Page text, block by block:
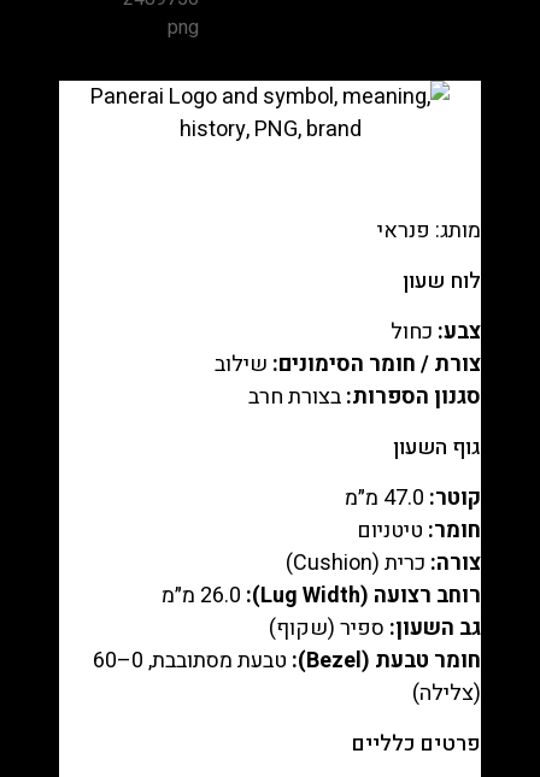
PAM00719
מק"ט
98803353266
מותג: פנראי
לוח שעון
צבע: כחול
צורת / חומר הסימונים: שילוב
סגנון הספרות:בצורת חרב
גוף השעון
קוטר:
חומר: טיטניום
צורה: כרית (Cushion)
רוחב רצועה (Lug Width):
גב השעון: ספיר (שקוף)
חומר טבעת (Bezel):
טבעת מסתובבת, 0–60
(צלילה)
פרטים כלליים